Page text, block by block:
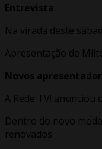
Entrevista
Na virada deste
Apresentação de
Novos
A Rede TV!
Dentro do novo
renovados.